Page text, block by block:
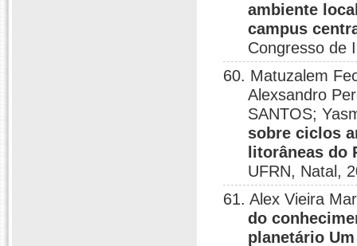
ambiente
campus
Congresso de
60. Matuzalem
Alexsandro
SANTOS;
sobre ciclos
litorâneas do
UFRN, Natal,
61. Alex Vieira
do
planetário